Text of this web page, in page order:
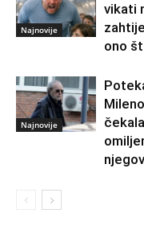
Najnovije
vikati
ono
Najnovije